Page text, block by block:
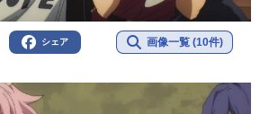
シェア 画像一覧 (10件)